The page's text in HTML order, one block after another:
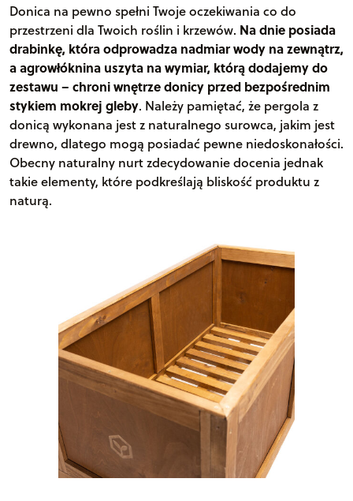
Donica na pewno spełni Twoje oczekiwania co do
przestrzeni dla Twoich roślin i krzewów. Na dnie posiada
drabinkę, która odprowadza nadmiar wody na zewnątrz,
a agrowłóknina uszyta na wymiar, którą dodajemy do
zestawu – chroni wnętrze donicy przed bezpośrednim
stykiem mokrej gleby. Należy pamiętać, że pergola z
donicą wykonana jest z naturalnego surowca, jakim jest
drewno, dlatego mogą posiadać pewne niedoskonałości.
Obecny naturalny nurt zdecydowanie docenia jednak
takie elementy, które podkreślają bliskość produktu z
naturą.